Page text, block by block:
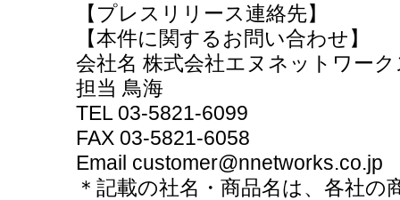
【プレスリリース連絡先】
【本件に関するお問い合わせ】
会社名 株式会社エヌネットワー
担当 鳥海
TEL 03-5821-6099
FAX 03-5821-6058
Email customer@nnetworks.co.jp
＊記載の社名・商品名は、各社